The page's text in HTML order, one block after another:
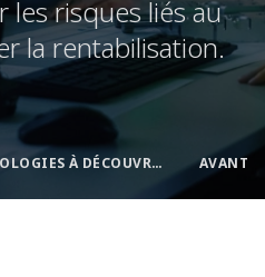
les risques liés au
la rentabilisation.
TECHNOLOGIES À DÉCOUVRIR